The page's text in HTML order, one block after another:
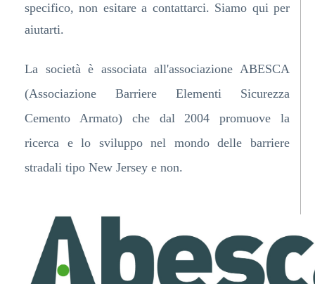
specifico, non esitare a contattarci. Siamo qui per
aiutarti.
La società è associata all'associazione ABESCA
(Associazione Barriere Elementi Sicurezza
Cemento Armato) che dal 2004 promuove la
ricerca e lo sviluppo nel mondo delle barriere
stradali tipo New Jersey e non.